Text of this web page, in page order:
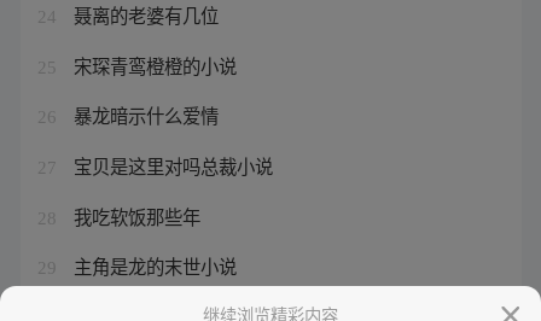
24 聂离的老婆有几位
25 宋琛青鸾橙橙的小说
26 暴龙暗示什么爱情
27 宝贝是这里对吗总裁小说
28 我吃软饭那些年
29 主角是龙的末世小说
继续浏览精彩内容